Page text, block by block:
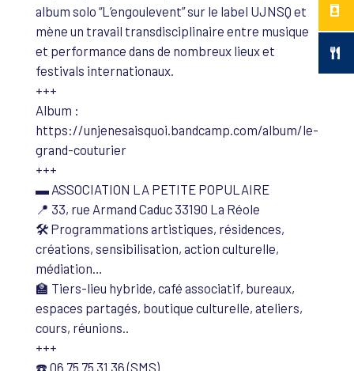
album solo “L’engoulevent” sur le label UJNSQ et
mène un travail transdisciplinaire entre musique
et performance dans de nombreux lieux et
festivals internationaux.
+++
Album :
https://unjenesaisquoi.bandcamp.com/album/le-
grand-couturier
+++
▬ ASSOCIATION LA PETITE POPULAIRE
📍 33, rue Armand Caduc 33190 La Réole
🛠️ Programmations artistiques, résidences,
créations, sensibilisation, action culturelle,
médiation…
🏫 Tiers-lieu hybride, café associatif, bureaux,
espaces partagés, boutique culturelle, ateliers,
cours, réunions..
+++
☎️ 06 75 75 31 36 (SMS)